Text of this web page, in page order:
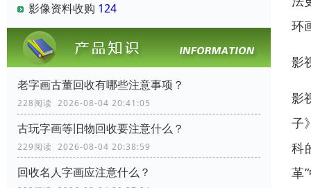
影像资料收购 124
老字画古董回收有哪些注意事项？
228阅读 2026-08-04 20:41:05
古玩字画等旧物回收要注意什么？
229阅读 2026-08-04 20:38:59
回收名人字画应注意什么？
环
影
影
子
科
革